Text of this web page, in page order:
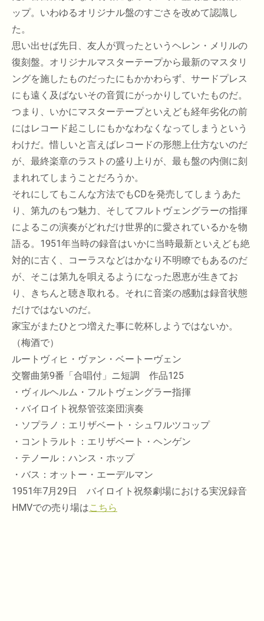
ップ。いわゆるオリジナル盤のすごさを改めて認識し
た。
思い出せば先日、友人が買ったというヘレン・メリルの
復刻盤。オリジナルマスターテープから最新のマスタリ
ングを施したものだったにもかかわらず、サードプレス
にも遠く及ばないその音質にがっかりしていたものだ。
つまり、いかにマスターテープといえども経年劣化の前
にはレコード起こしにもかなわなくなってしまうという
わけだ。惜しいと言えばレコードの形態上仕方ないのだ
が、最終楽章のラストの盛り上りが、最も盤の内側に刻
まれれてしまうことだろうか。
それにしてもこんな方法でもCDを発売してしまうあた
り、第九のもつ魅力、そしてフルトヴェングラーの指揮
によるこの演奏がどれだけ世界的に愛されているかを物
語る。1951年当時の録音はいかに当時最新といえども絶
対的に古く、コーラスなどはかなり不明瞭でもあるのだ
が、そこは第九を唄えるようになった恩恵が生きてお
り、きちんと聴き取れる。それに音楽の感動は録音状態
だけではないのだ。
家宝がまたひとつ増えた事に乾杯しようではないか。
（梅酒で）
ルートヴィヒ・ヴァン・ベートーヴェン
交響曲第9番「合唱付」ニ短調 作品125
・ヴィルヘルム・フルトヴェングラー指揮
・バイロイト祝祭管弦楽団演奏
・ソプラノ：エリザベート・シュワルツコップ
・コントラルト：エリザベート・ヘンゲン
・テノール：ハンス・ホップ
・バス：オットー・エーデルマン
1951年7月29日 バイロイト祝祭劇場における実況録音
HMVでの売り場はこちら